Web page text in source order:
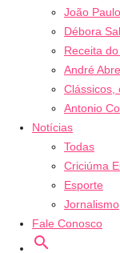
João
Débora
Receita
André
Clássicos,
Antonio
Notícias
Todas
Criciúma
Esporte
Jornalismo
Fale Conosco
search